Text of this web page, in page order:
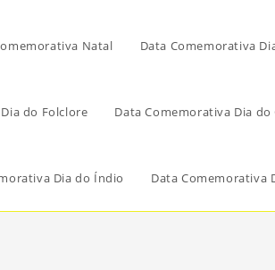
Natal Data Comemorativa
do Folclore Data Comemorativa Dia do
Dia do Índio Data Comemorativa